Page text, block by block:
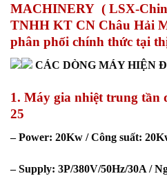
MACHINERY ( LSX-
TNHH KT CN Châu Hải
phân phối chính thức tại
CÁC DÒNG MÁY HIỆN
1. Máy gia nhiệt trung
25
– Power: 20Kw / Công suất:
– Supply: 3P/380V/50Hz/30A /